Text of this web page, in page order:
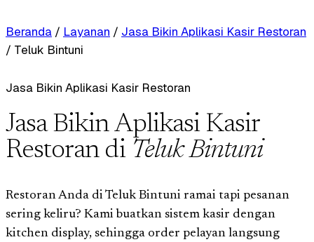
Beranda / Layanan / Jasa Bikin Aplikasi Kasir Restoran
/ Teluk Bintuni
Jasa Bikin Aplikasi Kasir Restoran
Jasa Bikin Aplikasi Kasir
Restoran di Teluk Bintuni
Restoran Anda di Teluk Bintuni ramai tapi pesanan
sering keliru? Kami buatkan sistem kasir dengan
kitchen display, sehingga order pelayan langsung